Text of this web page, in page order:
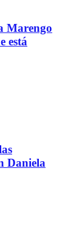
Marengo
está
Daniela